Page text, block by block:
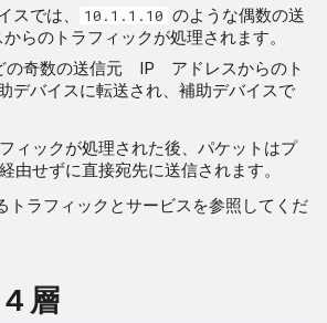
スでは、
10.1.1.10 のような偶数の送
らのトラフィックが処理されます。
の奇数の送信元 IP アドレスからのト
デバイスに転送され、補助デバイスで
ィックが処理された後、パケットはプ
由せずに直接宛先に送信されます。
トラフィックとサービスを参照してくだ
層